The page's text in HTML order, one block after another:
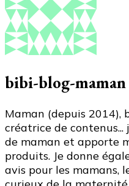
bibi-blog-maman
Maman (depuis 2014),
créatrice de
de maman et apporte
produits. Je donne
avis pour les mamans,